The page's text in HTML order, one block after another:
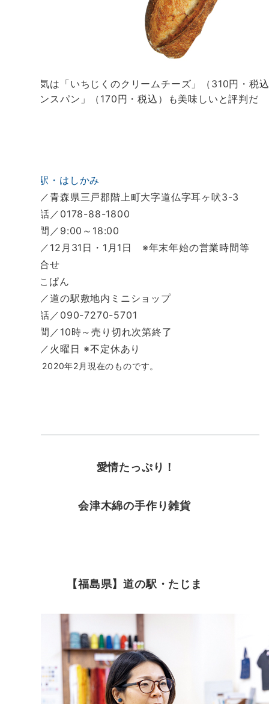
一番人気は「いちじくのクリームチーズ」（310円・税
「フランスパン」（170円・税込）も美味しいと評判だ
道の駅・はしかみ
所在地／青森県三戸郡階上町大字道仏字耳ヶ吠3-3
電 話／0178-88-1800
営業時間／9:00～18:00
定休日／12月31日・1月1日 ※年末年始の営業時間等
は要問合せ
■ふうこぱん
所在地／道の駅敷地内ミニショップ
電 話／090-7270-5701
営業時間／10時～売り切れ次第終了
定休日／火曜日 ※不定休あり
※情報は2020年2月現在のものです。
愛情たっぷり！
会津木綿の手作り雑貨
【福島県】道の駅・たじま